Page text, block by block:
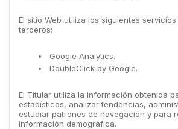
El sitio Web utiliza los siguientes
terceros:
Google Analytics.
DoubleClick by Google.
El Titular utiliza la información obtenida
estadísticos, analizar tendencias,
estudiar patrones de navegación y para
información demográfica.